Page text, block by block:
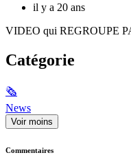
il y a 20 ans
VIDEO qui REGROUPE
Catégorie
🗞
News
Voir moins
Commentaires